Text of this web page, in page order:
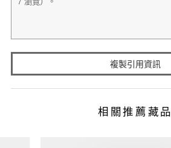
複製引用資訊
相關推薦藏品